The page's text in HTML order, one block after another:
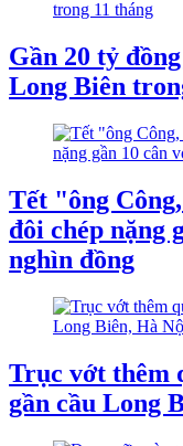
Gần 20 tỷ
Long Biên
Tết "ông
đôi chép nặng
nghìn đồng
Trục vớt thêm
gần cầu Long